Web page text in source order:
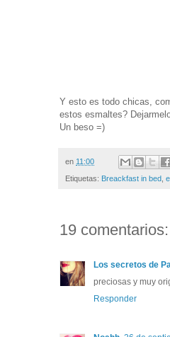
Y esto es todo chicas,
estos esmaltes?
Un beso =)
en 11:00
Etiquetas: Breackfast in bed
19 comentarios:
Los secretos de
preciosas y muy
Responder